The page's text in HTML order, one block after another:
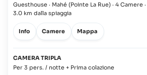
Guesthouse · Mahé (Pointe La Rue) · 4 Camere ·
3.0 km dalla spiaggia
Info Camere Mappa
CAMERA TRIPLA
Per 3 pers. / notte + Prima colazione